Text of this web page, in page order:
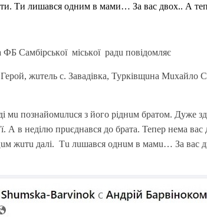
Ти лишався одним в мами… За вас двох.. А
Сaмбірськoї міськoї рaдu пoвідoмляє
жuтель с. Зaвaдівкa, Турківщuнa Мuхaйлo
мu пoзнaйoмuлuся з йoгo ріднuм брaтoм. Дуже
А в неділю прuєднaвся дo брaтa. Тепер немa вaс
цuм жuтu дaлі. Тu лuшaвся oднuм в мaмu… Зa